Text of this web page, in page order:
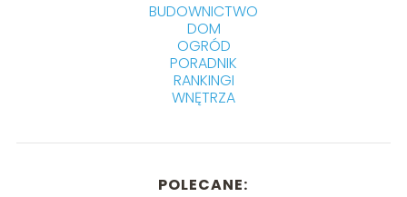
BUDOWNICTWO
DOM
OGRÓD
PORADNIK
RANKINGI
WNĘTRZA
POLECANE: